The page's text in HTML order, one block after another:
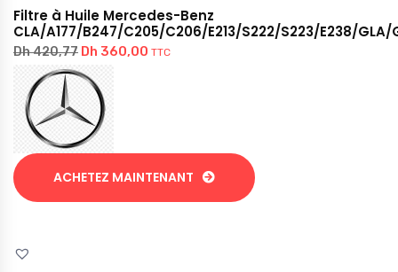
Filtre à Huile Mercedes-Benz
CLA/A177/B247/C205/C206/E213/S222/S223/E238/GLA/
Dh420,77 Dh 360,00 TTC
ACHETEZ MAINTENANT